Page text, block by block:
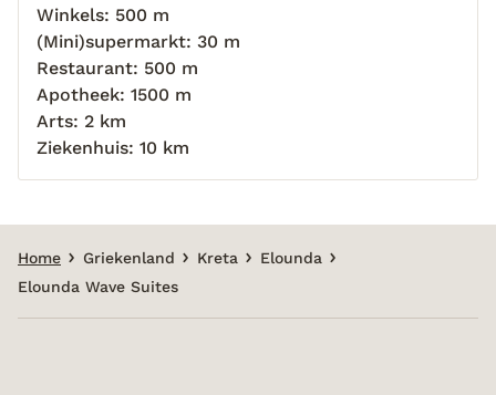
Winkels: 500 m
(Mini)supermarkt: 30 m
Restaurant: 500 m
Apotheek: 1500 m
Arts: 2 km
Ziekenhuis: 10 km
Home Griekenland Kreta
Elounda
Elounda Wave Suites